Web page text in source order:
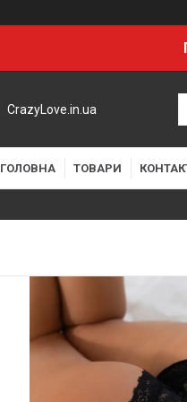
CrazyLove.in.ua
ГОЛОВНА ТОВАРИ